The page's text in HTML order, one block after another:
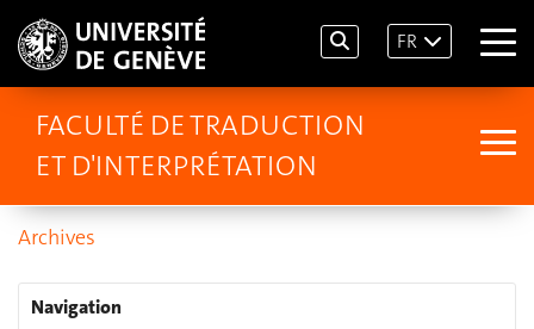
FR
FACULTÉ DE TRADUCTION
ET D'INTERPRÉTATION
Archives
Navigation